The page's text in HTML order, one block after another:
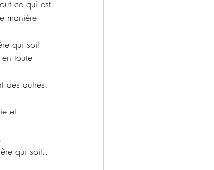
ce qui est.
manière
qui soit
toute
des autres.
et
qui soit..